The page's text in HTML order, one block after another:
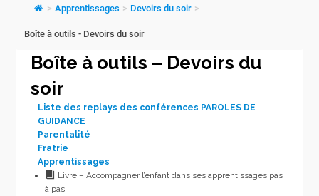
> Apprentissages > Devoirs du soir >
Boîte à outils - Devoirs du soir
Boîte à outils – Devoirs du
soir
Liste des replays des conférences PAROLES DE
GUIDANCE
Parentalité
Fratrie
Apprentissages
Livre – Accompagner l’enfant dans ses apprentissages pas
à pas